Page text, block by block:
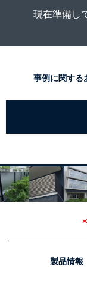
現在準備し
事例に関する
製品情報